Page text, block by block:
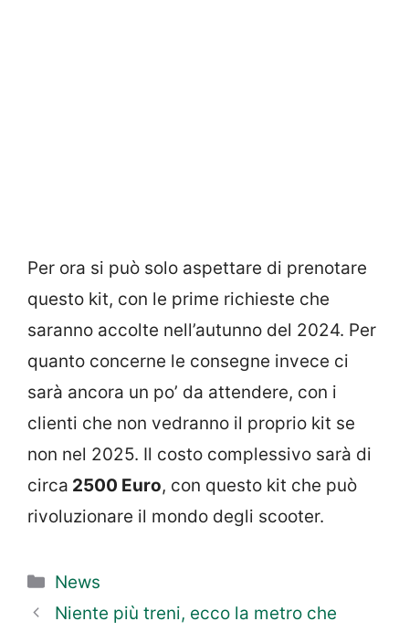
Per ora si può solo aspettare di prenotare
questo kit, con le prime richieste che
saranno accolte nell’autunno del 2024. Per
quanto concerne le consegne invece ci
sarà ancora un po’ da attendere, con i
clienti che non vedranno il proprio kit se
non nel 2025. Il costo complessivo sarà di
circa 2500 Euro, con questo kit che può
rivoluzionare il mondo degli scooter.
Categorie
News
Niente più treni, ecco la metro che